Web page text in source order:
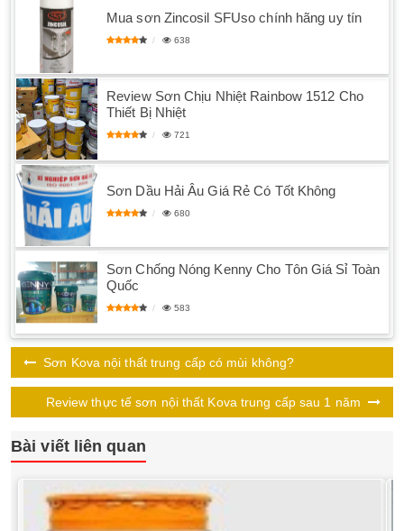
Mua sơn Zincosil SFUso chính hãng uy tín
638
Review Sơn Chịu Nhiệt Rainbow 1512 Cho
Thiết Bị Nhiệt
721
Sơn Dầu Hải Âu Giá Rẻ Có Tốt Không
680
Sơn Chống Nóng Kenny Cho Tôn Giá Sỉ Toàn
Quốc
583
Sơn Kova nội thất trung cấp có mùi không?
Review thực tế sơn nội thất Kova trung cấp sau 1 năm
Bài viết liên quan